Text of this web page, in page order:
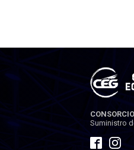
Suministro